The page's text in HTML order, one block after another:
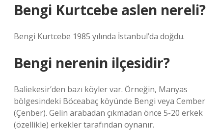
Bengi Kurtcebe aslen nereli?
Bengi Kurtcebe 1985 yılında İstanbul’da doğdu.
Bengi nerenin ilçesidir?
Baliekesir’den bazı köyler var. Örneğin, Manyas
bölgesindeki Böceabaç köyünde Bengi veya Cember
(Çenber). Gelin arabadan çıkmadan önce 5-20 erkek
(özellikle) erkekler tarafından oynanır.